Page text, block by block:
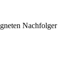
Nachfolger